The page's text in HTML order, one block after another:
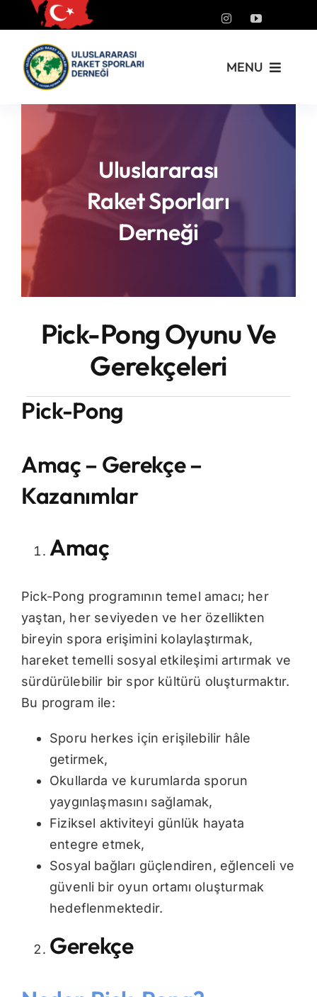
to
content
MENU
Kurumsal
Yönetmelikler
Turnuvalar
PickleFast
Branşlar
Blog
Uluslararası
Raket Sporları
Derneği
Pick-Pong Oyunu Ve
Gerekçeleri
Pick-Pong
Amaç – Gerekçe –
Kazanımlar
Amaç
Pick-Pong programının temel amacı; her
yaştan, her seviyeden ve her özellikten
bireyin spora erişimini kolaylaştırmak,
hareket temelli sosyal etkileşimi artırmak ve
sürdürülebilir bir spor kültürü oluşturmaktır.
Bu program ile:
Sporu herkes için erişilebilir hâle
getirmek,
Okullarda ve kurumlarda sporun
yaygınlaşmasını sağlamak,
Fiziksel aktiviteyi günlük hayata
entegre etmek,
Sosyal bağları güçlendiren, eğlenceli ve
güvenli bir oyun ortamı oluşturmak
hedeflenmektedir.
Gerekçe